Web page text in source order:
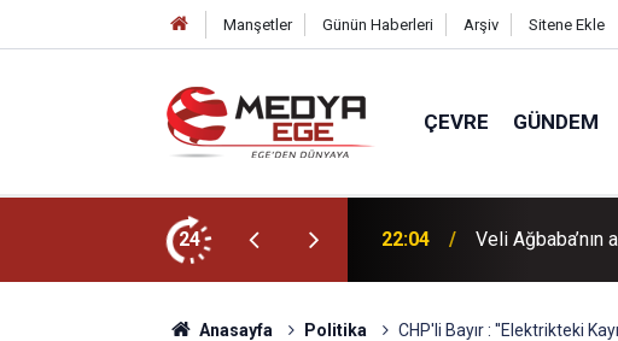
Manşetler Günün Haberleri Arşiv Sitene Ekle
ÇEVRE GÜNDEM
24 22:00 Başkan Aydın
Anasayfa Politika CHP'li Bayır : ''Elektrikteki